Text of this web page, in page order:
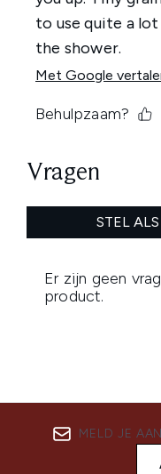
MELD JE